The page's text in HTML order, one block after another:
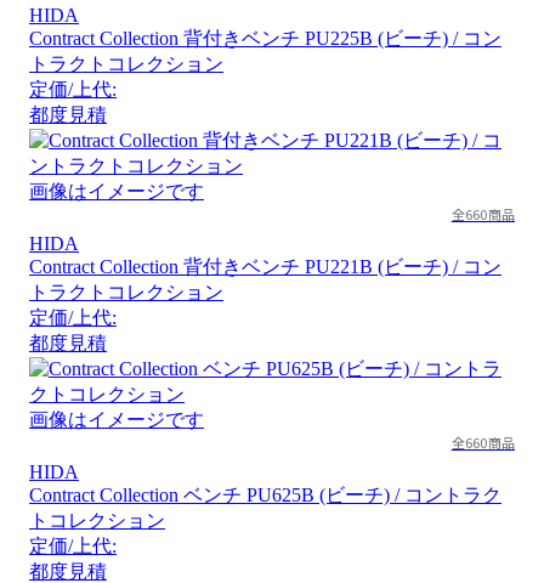
HIDA
Contract Collection 背付きベンチ PU225B (ビーチ) / コン
トラクトコレクション
定価/上代:
都度見積
画像はイメージです
全660商品
HIDA
Contract Collection 背付きベンチ PU221B (ビーチ) / コン
トラクトコレクション
定価/上代:
都度見積
画像はイメージです
全660商品
HIDA
Contract Collection ベンチ PU625B (ビーチ) / コントラク
トコレクション
定価/上代:
都度見積